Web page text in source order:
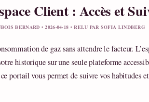
Client : Accès et
BERNARD • 2026-04-18 • RELU PAR SOFIA LINDBERG
de gaz sans attendre le facteur.
historique sur une seule plateforme
portail vous permet de suivre vos habitudes